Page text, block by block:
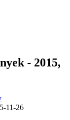
- 2015,
11-26